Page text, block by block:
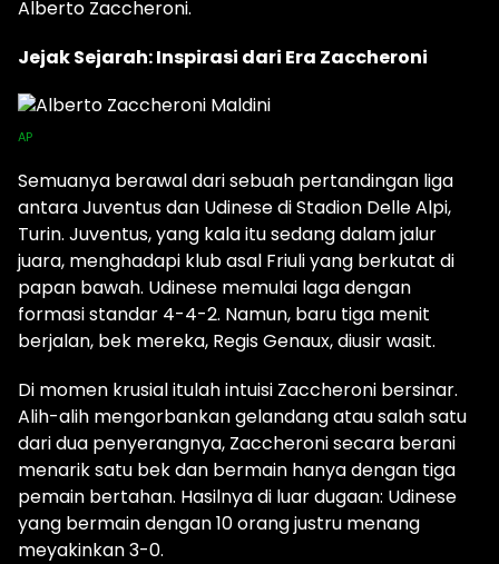
Alberto Zaccheroni.
Jejak Sejarah: Inspirasi dari Era Zaccheroni
AP
Semuanya berawal dari sebuah pertandingan liga
antara Juventus dan Udinese di Stadion Delle Alpi,
Turin. Juventus, yang kala itu sedang dalam jalur
juara, menghadapi klub asal Friuli yang berkutat di
papan bawah. Udinese memulai laga dengan
formasi standar 4-4-2. Namun, baru tiga menit
berjalan, bek mereka, Regis Genaux, diusir wasit.
Di momen krusial itulah intuisi Zaccheroni bersinar.
Alih-alih mengorbankan gelandang atau salah satu
dari dua penyerangnya, Zaccheroni secara berani
menarik satu bek dan bermain hanya dengan tiga
pemain bertahan. Hasilnya di luar dugaan: Udinese
yang bermain dengan 10 orang justru menang
meyakinkan 3-0.